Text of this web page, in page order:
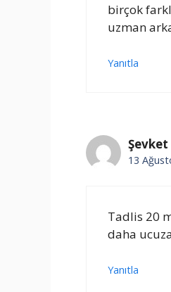
birçok
uzman
Yanıtla
Şevket
13
Tadlis 20
daha
Yanıtla